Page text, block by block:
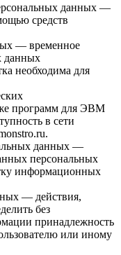
данных —
средств
— временное
данных
необходима для
программ для ЭВМ
в сети
.
данных —
персональных
информационных
— действия,
без
принадлежность
или иному